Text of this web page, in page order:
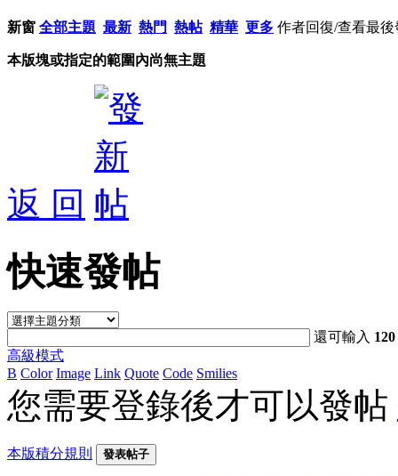
新窗 全部主題 最新 熱門 熱帖 精華 更多 作者回復/查看最後
本版塊或指定的範圍內尚無主題
返 回
快速發帖
還可輸入 120
高級模式
B Color Image Link Quote Code Smilies
您需要登錄後才可以發帖
本版積分規則 發表帖子